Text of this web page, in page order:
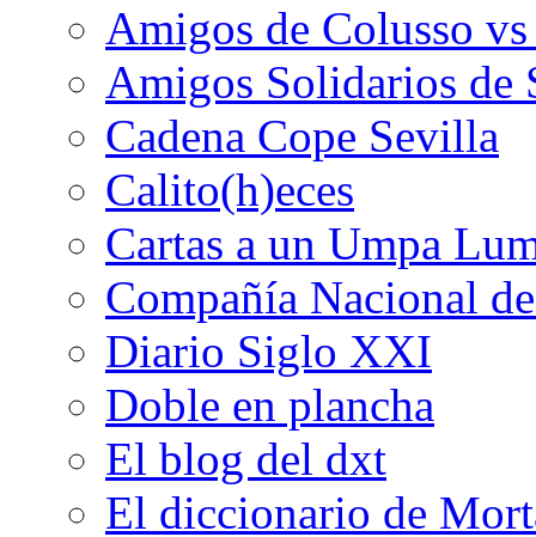
Amigos de Colusso
Amigos Solidarios de
Cadena Cope Sevilla
Calito(h)eces
Cartas a un Umpa
Compañía Nacional
Diario Siglo XXI
Doble en plancha
El blog del dxt
El diccionario de